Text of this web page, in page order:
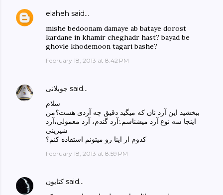
elaheh said…
mishe bedoonam damaye ab bataye dorost
kardane in khamir cheghadr hast? bayad be
ghovle khodemoon tagari bashe?
February 18, 2013 at 8:42 PM
جوبلانی said…
سلام
ببخشید این آرد نان که میگید دقیق چه آردی هست؟من
اینجا سه نوع آرد میشناسم.:آرد گندم، آرد معمولی،آرد
شیرینی
کدوم از اینا رو میتونم استفاده کنم؟
February 18, 2013 at 8:59 PM
كتايون said…